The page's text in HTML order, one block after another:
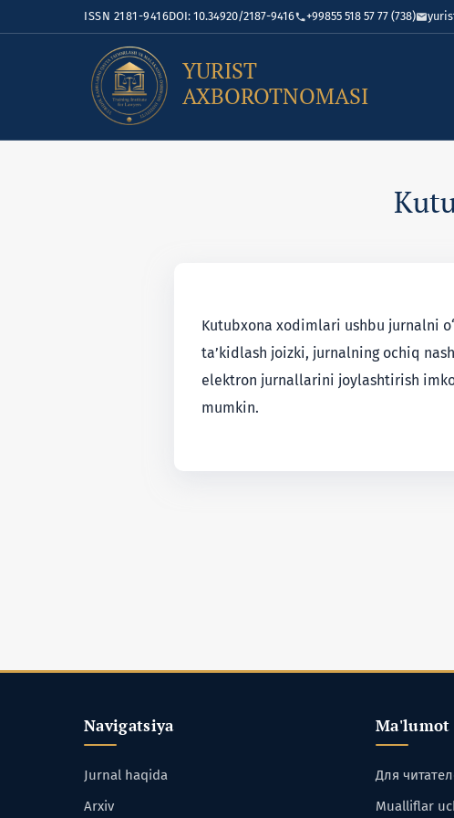
ISSN 2181-9416DOI: 10.34920/2187-9416 +99855 518 57 77 (738)
YURIST
AXBOROTNOMASI
Kutubxona xodimlari ushbu jurnalni
ta’kidlash joizki, jurnalning ochiq
elektron jurnallarini joylashtirish
mumkin.
Navigatsiya
Jurnal haqida
Arxiv
Ma'lumot
Для
Mualliflar